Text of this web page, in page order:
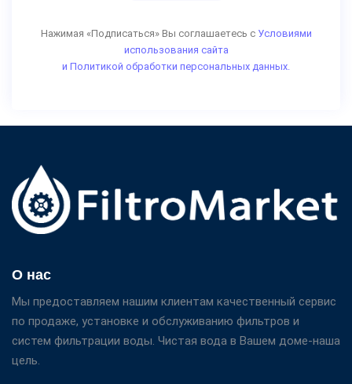
фторид
свинец
Обратный осмос также создает кислую воду, которая
может быть полезна, если вы нацеливаетесь на
конкретные проблемы со здоровьем с помощью кислой
области и краснодарскому краю, а также получить более
подробную информацию о стоимости и доставке можно
по тел. 8-863-279-64-00.
Нажимая «Подписаться» Вы соглашаетесь с Условиями
использования сайта
и Политикой обработки персональных данных.
О нас
Мы предоставляем нашим клиентам качественный сервис
по продаже, установке и обслуживанию фильтров и
систем фильтрации воды. Чистая вода в Вашем доме-наша
цель.